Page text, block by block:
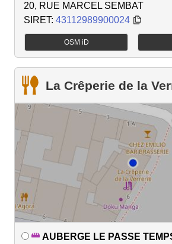
20, RUE MARCEL SEMBAT
SIRET: 43112989900024
OSM iD
La Crêperie de la
AUBERGE LE PASSE